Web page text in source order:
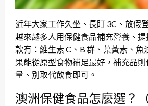
近年大家工作久坐、長盯 3C、放假
越來越多人用保健食品補充營養、
款有：維生素 C、B 群、葉黃素、魚
果能從原型食物補足最好，補充品
量、別取代飲食即可。
澳洲保健食品怎麼選？